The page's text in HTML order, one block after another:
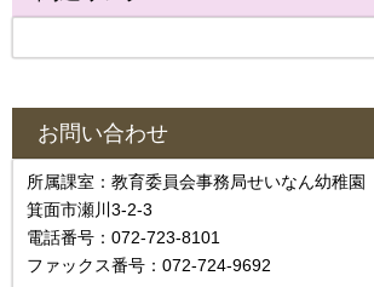
お問い合わせ
所属課室：教育委員会事務局せいなん幼稚園
箕面市瀬川3-2-3
電話番号：072-723-8101
ファックス番号：072-724-9692